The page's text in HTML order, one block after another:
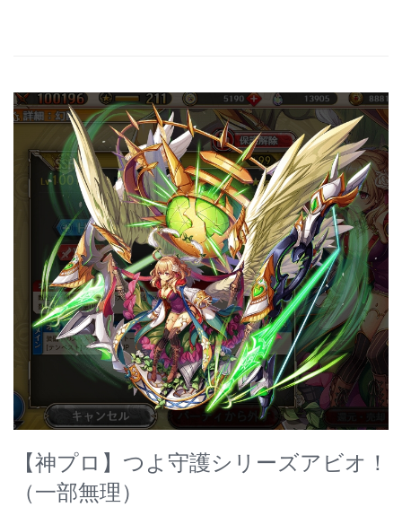
【神プロ】つよ守護シリーズアビオ！
（一部無理）